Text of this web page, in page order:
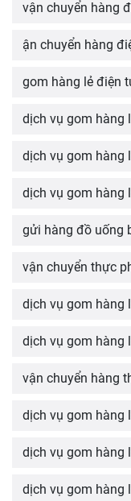
vận chuyển hàng
ận chuyển hàng
gom hàng lẻ điện
dịch vụ gom hàng
dịch vụ gom hàng
dịch vụ gom hàng
gửi hàng đồ uống
vận chuyển thực
dịch vụ gom hàng
dịch vụ gom hàng
vận chuyển hàng
dịch vụ gom hàng
dịch vụ gom hàng
dịch vụ gom hàng